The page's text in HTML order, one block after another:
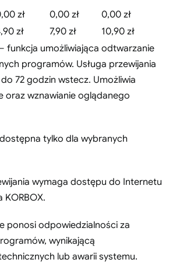
zł 0,00 zł
0,00 zł
zł 7,90 zł
10,90 zł
funkcja umożliwiająca odtwarzanie
programów. Usługa przewijania
72 godzin wstecz. Umożliwia
oraz wznawianie oglądanego
tylko dla wybranych
wymaga dostępu do Internetu
ponosi odpowiedzialności za
wynikającą
lub awarii systemu.